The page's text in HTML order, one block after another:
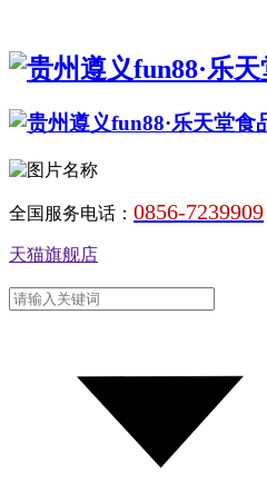
全国服务电话： 0856-7239909
天猫旗舰店